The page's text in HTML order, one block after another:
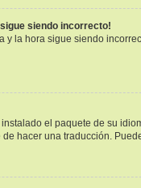
siendo incorrecto!
la hora sigue siendo
el paquete de su
hacer una traducción.